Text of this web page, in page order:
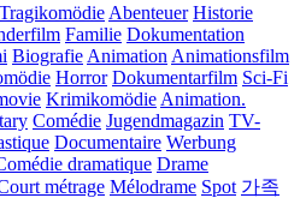
Tragikomödie Abenteuer Historie
Familie Dokumentation
Biografie Animation Animationsfilm
Horror Dokumentarfilm Sci-Fi
Krimikomödie Animation.
Comédie Jugendmagazin TV-
Documentaire Werbung
dramatique Drame
métrage Mélodrame Spot 가족